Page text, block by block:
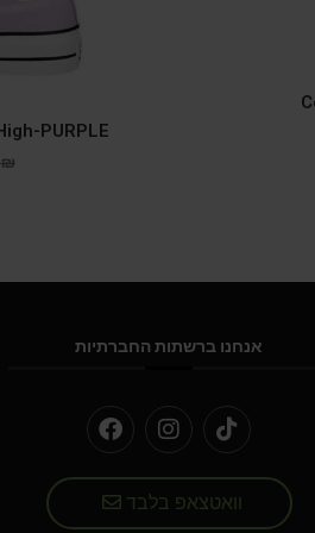
PURPLE
₪
אנחנו ברשתות החברתיות
וואטצאפ בלבד